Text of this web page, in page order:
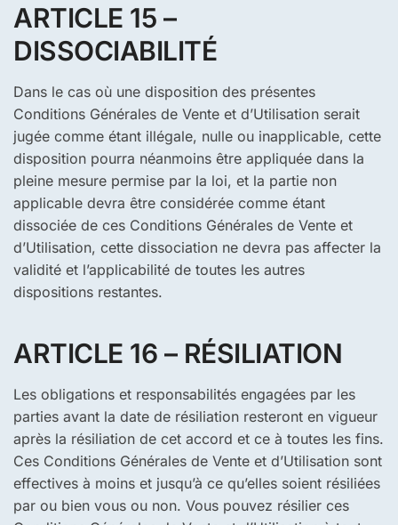
ARTICLE 15 –
DISSOCIABILITÉ
Dans le cas où une disposition des présentes
Conditions Générales de Vente et d’Utilisation serait
jugée comme étant illégale, nulle ou inapplicable, cette
disposition pourra néanmoins être appliquée dans la
pleine mesure permise par la loi, et la partie non
applicable devra être considérée comme étant
dissociée de ces Conditions Générales de Vente et
d’Utilisation, cette dissociation ne devra pas affecter la
validité et l’applicabilité de toutes les autres
dispositions restantes.
ARTICLE 16 – RÉSILIATION
Les obligations et responsabilités engagées par les
parties avant la date de résiliation resteront en vigueur
après la résiliation de cet accord et ce à toutes les fins.
Ces Conditions Générales de Vente et d’Utilisation sont
effectives à moins et jusqu’à ce qu’elles soient résiliées
par ou bien vous ou non. Vous pouvez résilier ces